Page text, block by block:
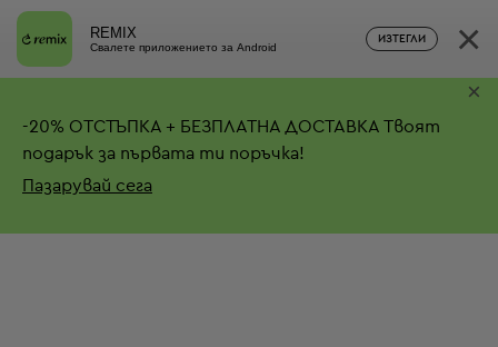
REMIX
Свалете приложението за Android
ИЗТЕГЛИ ×
-20% ОТСТЪПКА + БЕЗПЛАТНА ДОСТАВКА Твоят
подарък за първата ти поръчка!
Пазарувай сега
×